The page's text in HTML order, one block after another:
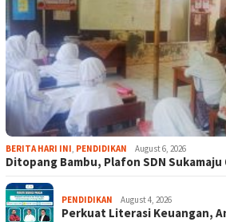
BERITA HARI INI, PENDIDIKAN August 6, 2026
Ditopang Bambu, Plafon SDN
PENDIDIKAN August 4, 2026
Perkuat Literasi Keuangan,